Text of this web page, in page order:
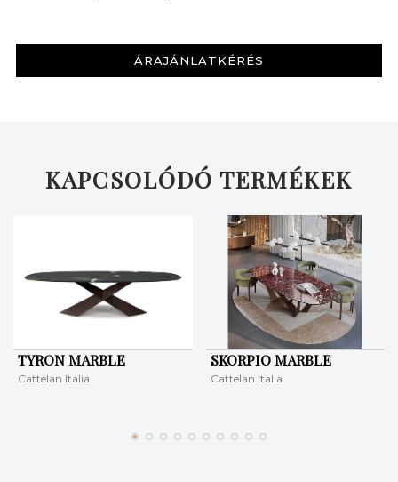
ÁRAJÁNLATKÉRÉS
KAPCSOLÓDÓ TERMÉKEK
TYRON MARBLE
Cattelan Italia
SKORPIO MARBLE
Cattelan Italia